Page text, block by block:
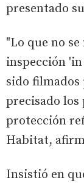
presentado
"Lo que no
inspección
sido filmados
precisado los
protección
Habitat,
Insistió en